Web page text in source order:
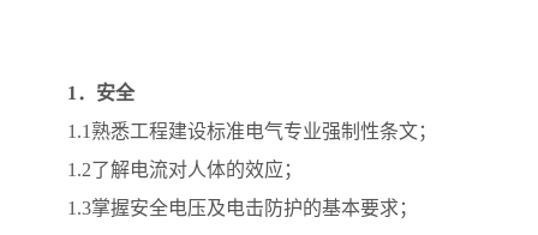
1 ．安全
1.1熟悉工程建设标准电气专业强制性条文；
1.2了解电流对人体的效应；
1.3掌握安全电压及电击防护的基本要求；